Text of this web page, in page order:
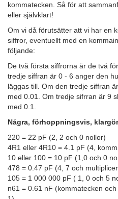
kommatecken. Så för att
eller självklart!
Om vi då förutsätter att vi har en
siffror, eventuellt med en
följande:
De två första siffrorna är de två
tredje siffran är 0 - 6 anger den
läggas till. Om den tredje siffran
med 0.01. Om tredje sifrran är 9
med 0.1.
Några, förhoppningsvis,
220 = 22 pF (2, 2 och 0 nollor)
4R1 eller 4R10 = 4.1 pF (4,
10 eller 100 = 10 pF (1,0 och 0
478 = 0.47 pF (4, 7 och
105 = 1 000 000 pF ( 1, 0 och 5
n61 = 0.61 nF (kommatecken